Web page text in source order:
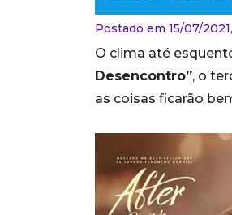
Postado em 15/07/2021,
O clima até
Desencontro”, o
as coisas ficarão